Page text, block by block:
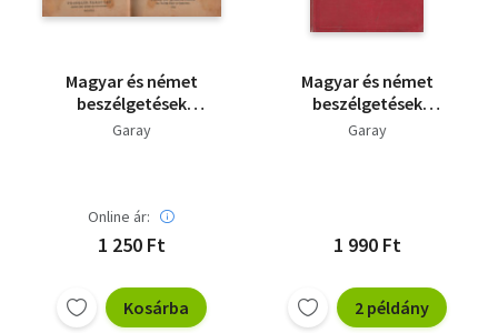
Vallás
Magyar és német
beszélgetések
kézikönyve
Garay
Online ár:
1 250 Ft
Kosárba
Magyar és német
beszélgetések
kézikönyve
Garay
1 990 Ft
2 példány